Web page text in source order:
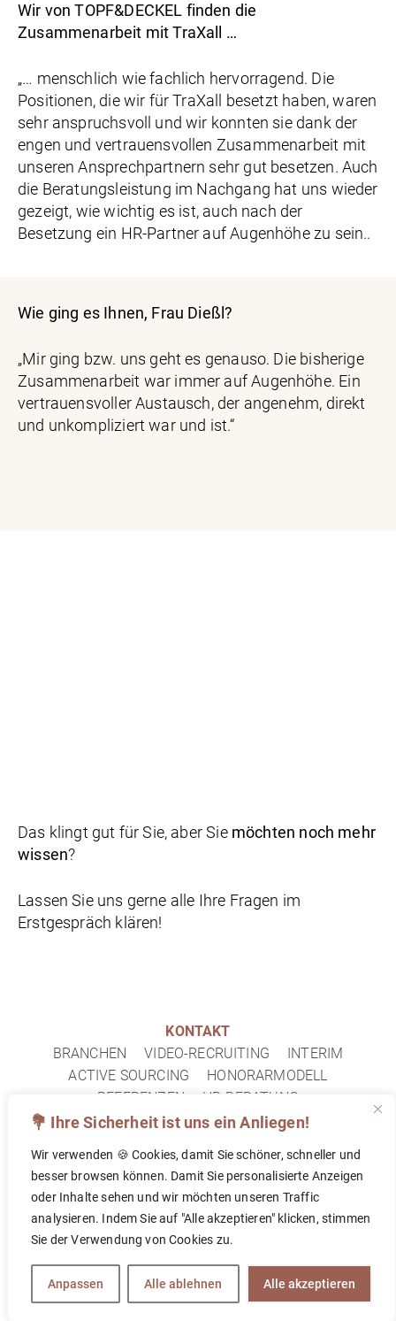
💐 Ihre Sicherheit ist uns ein Anliegen!
Wir verwenden 🍪 Cookies, damit Sie schöner, schneller und
besser browsen können. Damit Sie personalisierte Anzeigen
oder Inhalte sehen und wir möchten unseren Traffic
analysieren. Indem Sie auf "Alle akzeptieren" klicken, stimmen
Sie der Verwendung von Cookies zu.
Anpassen Alle ablehnen Alle akzeptieren
Wir von TOPF&DECKEL finden die
Zusammenarbeit mit TraXall …
„… menschlich wie fachlich hervorragend. Die
Positionen, die wir für TraXall besetzt haben, waren
sehr anspruchsvoll und wir konnten sie dank der
engen und vertrauensvollen Zusammenarbeit mit
unseren Ansprechpartnern sehr gut besetzen. Auch
die Beratungsleistung im Nachgang hat uns wieder
gezeigt, wie wichtig es ist, auch nach der
Besetzung ein HR-Partner auf Augenhöhe zu sein..
Wie ging es Ihnen, Frau Dießl?
„Mir ging bzw. uns geht es genauso. Die bisherige
Zusammenarbeit war immer auf Augenhöhe. Ein
vertrauensvoller Austausch, der angenehm, direkt
und unkompliziert war und ist.“
Das klingt gut für Sie, aber Siemöchten noch mehr
wissen?
Lassen Sie uns gerne alle Ihre Fragen im
Erstgespräch klären!
© 2026 TOPF&DECKEL PERSONALBERATUNG
IMPRESSUM DATENSCHUTZ FAQ
FOLLOW US ON
KONTAKT
BRANCHEN
VIDEO-RECRUITING
INTERIM
ACTIVE SOURCING
HONORARMODELL
REFERENZEN
HR-BERATUNG